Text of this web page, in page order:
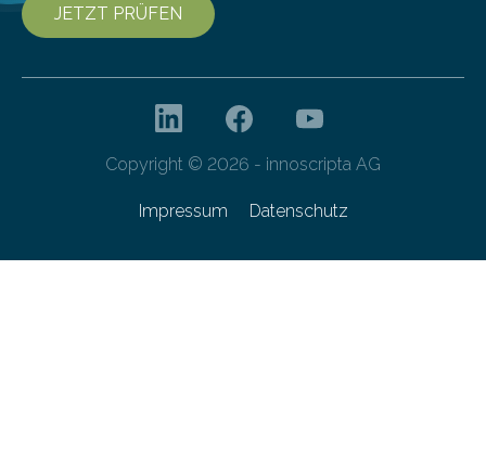
JETZT PRÜFEN
Copyright © 2026 - innoscripta AG
Impressum Datenschutz